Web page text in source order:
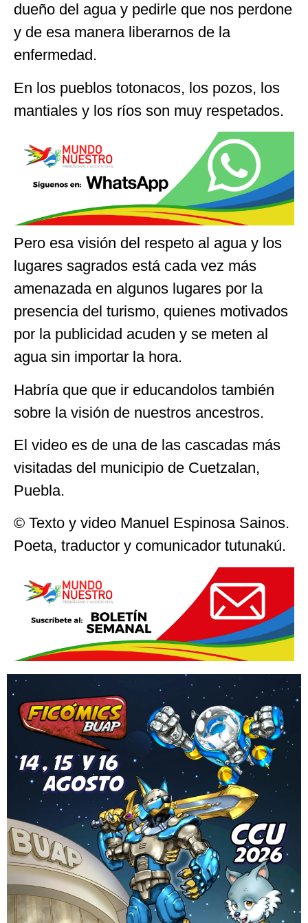
dueño del agua y pedirle que nos perdone
y de esa manera liberarnos de la
enfermedad.
En los pueblos totonacos, los pozos, los
mantiales y los ríos son muy respetados.
Pero esa visión del respeto al agua y los
lugares sagrados está cada vez más
amenazada en algunos lugares por la
presencia del turismo, quienes motivados
por la publicidad acuden y se meten al
agua sin importar la hora.
Habría que que ir educandolos también
sobre la visión de nuestros ancestros.
El video es de una de las cascadas más
visitadas del municipio de Cuetzalan,
Puebla.
© Texto y video Manuel Espinosa Sainos.
Poeta, traductor y comunicador tutunakú.